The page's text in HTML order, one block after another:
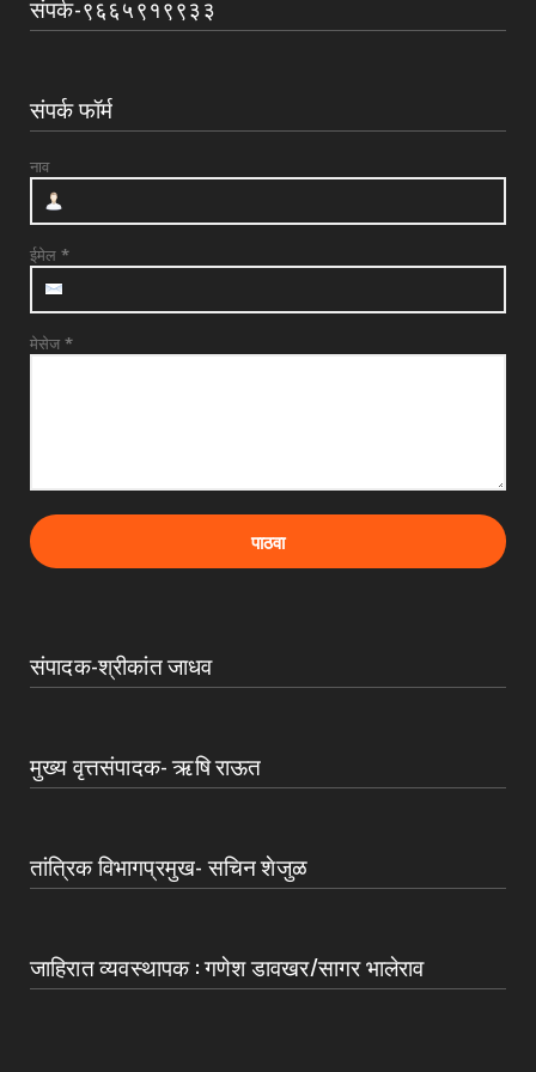
देवळाली प्रवरात उद्या बुधवारी श्री समर्थ बाबुराव
पाटील महारा...
संपर्क-९६६५९१९९३३
संपर्क फॉर्म
नाव
ईमेल *
मेसेज *
संपादक-श्रीकांत जाधव
मुख्य वृत्तसंपादक- ऋषि राऊत
तांत्रिक विभागप्रमुख- सचिन शेजुळ
जाहिरात व्यवस्थापक : गणेश डावखर/सागर भालेराव